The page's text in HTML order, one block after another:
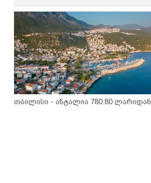
თბილისი - ანტალია 780.80 ლარიდან